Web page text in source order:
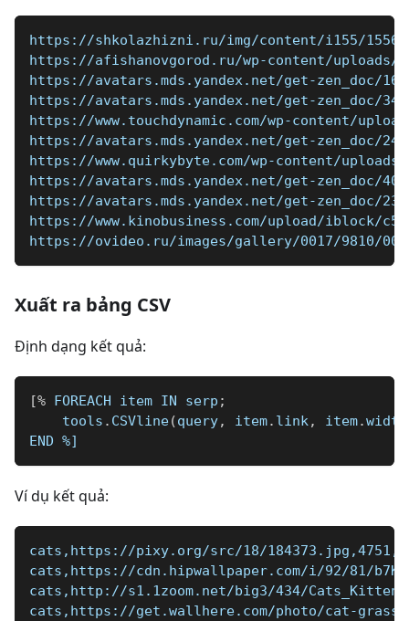
https://shkolazhizni.ru/img/content/i155/
https://afishanovgorod.ru/wp-content/uploads/
https://avatars.mds.yandex.net/get-zen_doc/
https://avatars.mds.yandex.net/get-zen_doc/
https://www.touchdynamic.com/wp-content/
https://avatars.mds.yandex.net/get-zen_doc/
https://www.quirkybyte.com/wp-content/
https://avatars.mds.yandex.net/get-zen_doc/
https://avatars.mds.yandex.net/get-zen_doc/
https://www.kinobusiness.com/upload/iblock/c5b/
https://ovideo.ru/images/gallery/0017/9810/
Xuất ra bảng CSV
Định dạng kết quả:
[% FOREACH item IN serp ;
    tools
. CSVline(query, item. link , item.width
END %]
Ví dụ kết quả:
cats,https://pixy.org/src/18/
cats,https://cdn.hipwallpaper.com/i/92/81/
cats,http://s1.1zoom.net/big3/434/
cats,https://get.wallhere.com/photo/cat-grass-